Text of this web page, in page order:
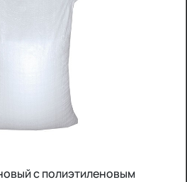
Полипропиленовый рукав